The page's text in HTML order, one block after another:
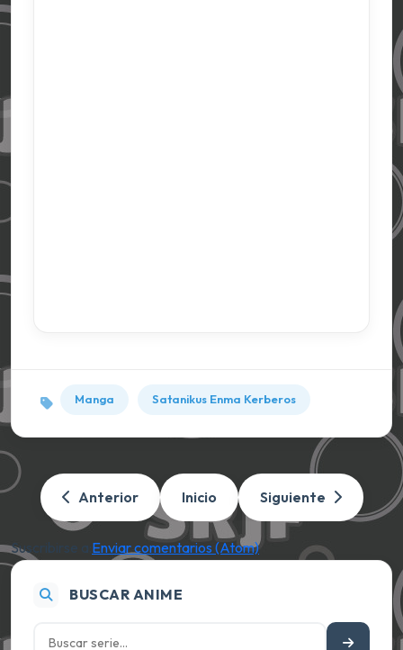
Manga Satanikus Enma Kerberos
Anterior Inicio Siguiente
Suscribirse a:Enviar comentarios (Atom)
BUSCAR ANIME